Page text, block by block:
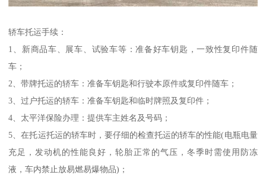
轿车托运手续：
1、新商品车、展车、试验车等：准备好车钥匙，一致性复印件随
车；
2、带牌托运的轿车：准备车钥匙和行驶本原件或复印件随车；
3、过户托运的轿车：准备车钥匙和临时牌照及复印件；
4、太平洋保险办理：提供车主姓名及号码；
5、在托运托运的轿车时，要仔细的检查托运的轿车的性能(电瓶电量
充足，发动机的性能良好，轮胎正常的气压，冬季时需使用防冻
液，车内禁止放易燃易爆物品)；